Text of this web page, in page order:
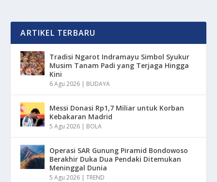
ARTIKEL TERBARU
Tradisi Ngarot Indramayu Simbol Syukur
Musim Tanam Padi yang Terjaga Hingga
Kini
6 Agu 2026 | BUDAYA
Messi Donasi Rp1,7 Miliar untuk Korban
Kebakaran Madrid
5 Agu 2026 | BOLA
Operasi SAR Gunung Piramid Bondowoso
Berakhir Duka Dua Pendaki Ditemukan
Meninggal Dunia
5 Agu 2026 |TREND